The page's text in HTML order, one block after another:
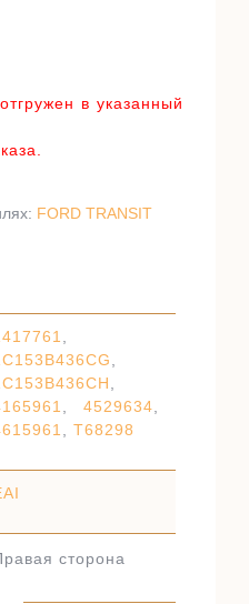
в указанный
FORD TRANSIT
4529634
T68298
сторона